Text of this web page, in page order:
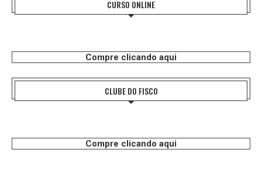
CURSO ONLINE
Compre clicando aqui
CLUBE DO FISCO
Compre clicando aqui